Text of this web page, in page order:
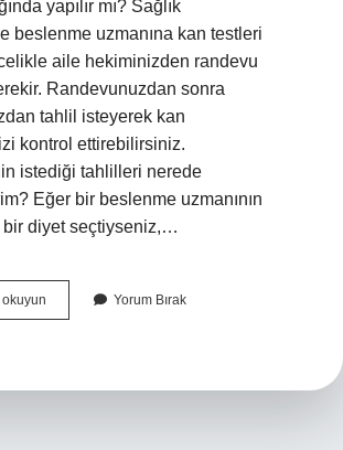
yapılır mı? Sağlık
beslenme uzmanına kan testleri
aile hekiminizden randevu
Randevunuzdan sonra
tahlil isteyerek kan
kontrol ettirebilirsiniz.
istediği tahlilleri nerede
Eğer bir beslenme uzmanının
diyet seçtiyseniz,…
okuyun
Veremeyenler
Yorum Bırak